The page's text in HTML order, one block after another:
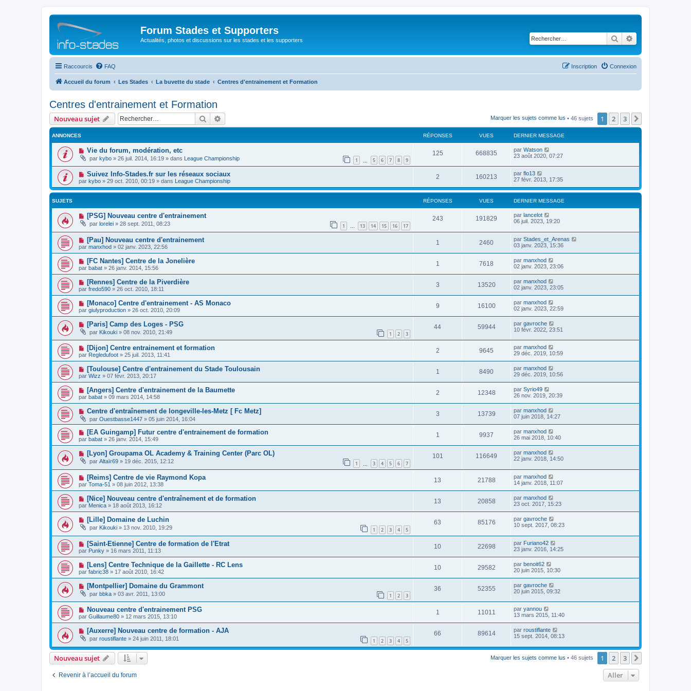
Forum Stades et Supporters
Actualités, photos et discussions sur les stades et les supporters Rechercher
Raccourcis FAQ Connexion
Inscription
Accueil du forum Les Stades La buvette du stade Centres d'entrainement et Formation
Centres d'entrainement et Formation
Nouveau sujet Rechercher Marquer les sujets comme lus • 46 sujets 1 2 3
ANNONCES RÉPONSES VUES DERNIER MESSAGE
Vie du forum, modération, etc
par kybo » 26 juil. 2014, 16:19 » dans League Championship 1 5 6 7 8 9
125 668835 par Watson
23 août 2020, 07:27
Suivez Info-Stades.fr sur les réseaux sociaux
par kybo » 29 oct. 2010, 00:19 » dans League Championship
2 160213 par flo13
27 févr. 2013, 17:35
SUJETS RÉPONSES VUES DERNIER MESSAGE
[PSG] Nouveau centre d'entrainement
par lorelei » 28 sept. 2011, 08:23 1 … 13 14 15 16 17
243 191829 par lancelot
06 juil. 2023, 19:20
[Pau] Nouveau centre d'entrainement
par manxhod » 02 janv. 2023, 22:56
1 2460 par Stades_et_Arenas
03 janv. 2023, 15:36
[FC Nantes] Centre de la Jonelière
par babat » 26 janv. 2014, 15:56
1 7618 par manxhod
02 janv. 2023, 23:06
[Rennes] Centre de la Piverdière
par fredo590 » 26 oct. 2010, 18:11
3 13520 par manxhod
02 janv. 2023, 23:05
[Monaco] Centre d'entrainement - AS Monaco
par giulyproduction » 26 oct. 2010, 20:09
9 16100 par manxhod
02 janv. 2023, 22:59
[Paris] Camp des Loges - PSG
par Kikouki » 08 nov. 2010, 21:49 1 2 3
44 59944 par gavroche
10 févr. 2022, 23:51
[Dijon] Centre entrainement et formation
par Regledufoot » 25 juil. 2013, 11:41
2 9645 par manxhod
29 déc. 2019, 10:59
[Toulouse] Centre d'entrainement du Stade Toulousain
par Wizz » 07 févr. 2013, 20:17
1 8490 par manxhod
29 déc. 2019, 10:56
[Angers] Centre d'entrainement de la Baumette
par babat » 09 mars 2014, 14:58
2 12348 par Syrio49
26 nov. 2019, 20:39
Centre d'entraînement de longeville-les-Metz [ Fc Metz]
par Ouestbasse1447 » 05 juin 2014, 16:04
3 13739 par manxhod
07 juin 2018, 14:27
[EA Guingamp] Futur centre d'entrainement de formation
par babat » 26 janv. 2014, 15:49
1 9937 par manxhod
26 mai 2018, 10:40
[Lyon] Groupama OL Academy & Training Center (Parc OL)
par Altaïr69 » 19 déc. 2015, 12:12 1 3 4 5 6 7
101 116649 par manxhod
22 janv. 2018, 14:50
[Reims] Centre de vie Raymond Kopa
par Toma-51 » 08 juin 2012, 13:38
13 21788 par manxhod
14 janv. 2018, 11:07
[Nice] Nouveau centre d'entraînement et de formation
par Menica » 18 août 2013, 16:12
13 20858 par manxhod
23 oct. 2017, 15:23
[Lille] Domaine de Luchin
par Kikouki » 13 nov. 2010, 19:29 1 2 3 4 5
63 85176 par gavroche
10 sept. 2017, 08:23
[Saint-Etienne] Centre de formation de l'Etrat
par Punky » 16 mars 2011, 11:13
10 22698 par Furiano42
23 janv. 2016, 14:25
[Lens] Centre Technique de la Gaillette - RC Lens
par fabric38 » 17 août 2010, 16:42
10 29582 par benoit62
20 juin 2015, 10:30
[Montpellier] Domaine du Grammont
par bbka » 03 avr. 2011, 13:00 1 2 3
36 52355 par gavroche
20 juin 2015, 09:32
Nouveau centre d'entrainement PSG
par Guillaume80 » 12 mars 2015, 13:10
1 11011 par yannou
13 mars 2015, 11:40
[Auxerre] Nouveau centre de formation - AJA
par roustiflante » 24 juin 2011, 18:01 1 2 3 4 5
66 89614 par roustiflante
15 sept. 2014, 08:13
Nouveau sujet Marquer les sujets comme lus • 46 sujets 1 2 3
Revenir à l’accueil du forum Aller